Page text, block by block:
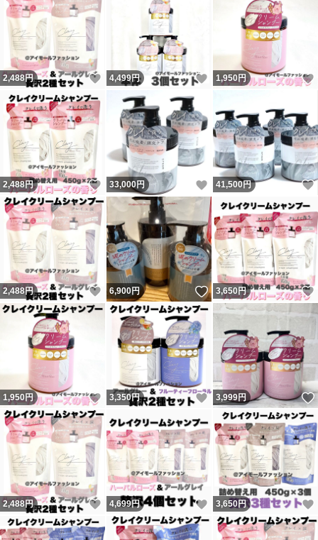
2,488円 いいね！
4,499円 いいね！
1,950円
2,488円 いいね！
33,000円 いいね！
41,500円
2,488円 いいね！
6,900円 いいね！
3,650 円
1,950円 いいね！
3,350円 いいね！
3,999円
2,488円 いいね！
4,699円 いいね！
3,650円